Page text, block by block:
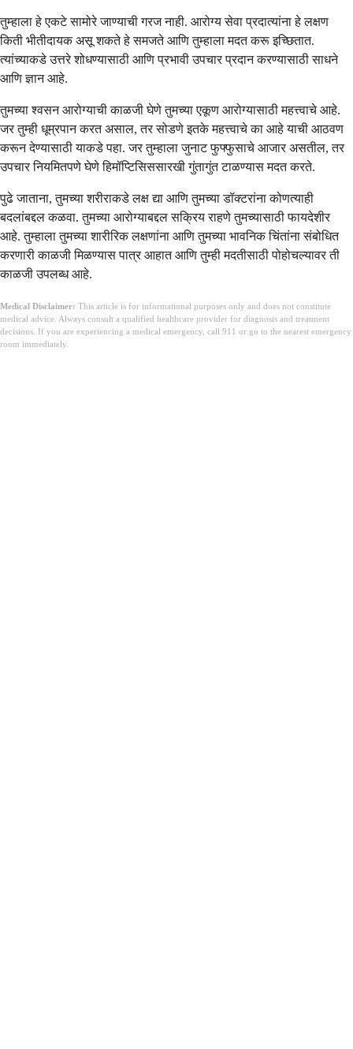
तुम्हाला हे एकटे सामोरे जाण्याची गरज नाही. आरोग्य सेवा प्रदात्यांना हे लक्षण
किती भीतीदायक असू शकते हे समजते आणि तुम्हाला मदत करू इच्छितात.
त्यांच्याकडे उत्तरे शोधण्यासाठी आणि प्रभावी उपचार प्रदान करण्यासाठी साधने
आणि ज्ञान आहे.
तुमच्या श्वसन आरोग्याची काळजी घेणे तुमच्या एकूण आरोग्यासाठी महत्त्वाचे आहे.
जर तुम्ही धूम्रपान करत असाल, तर सोडणे इतके महत्त्वाचे का आहे याची आठवण
करून देण्यासाठी याकडे पहा. जर तुम्हाला जुनाट फुफ्फुसाचे आजार असतील, तर
उपचार नियमितपणे घेणे हिमॉप्टिसिससारखी गुंतागुंत टाळण्यास मदत करते.
पुढे जाताना, तुमच्या शरीराकडे लक्ष द्या आणि तुमच्या डॉक्टरांना कोणत्याही
बदलांबद्दल कळवा. तुमच्या आरोग्याबद्दल सक्रिय राहणे तुमच्यासाठी फायदेशीर
आहे. तुम्हाला तुमच्या शारीरिक लक्षणांना आणि तुमच्या भावनिक चिंतांना संबोधित
करणारी काळजी मिळण्यास पात्र आहात आणि तुम्ही मदतीसाठी पोहोचल्यावर ती
काळजी उपलब्ध आहे.
Medical Disclaimer: This article is for informational purposes only and does not constitute
medical advice. Always consult a qualified healthcare provider for diagnosis and treatment
decisions. If you are experiencing a medical emergency, call 911 or go to the nearest emergency
room immediately.